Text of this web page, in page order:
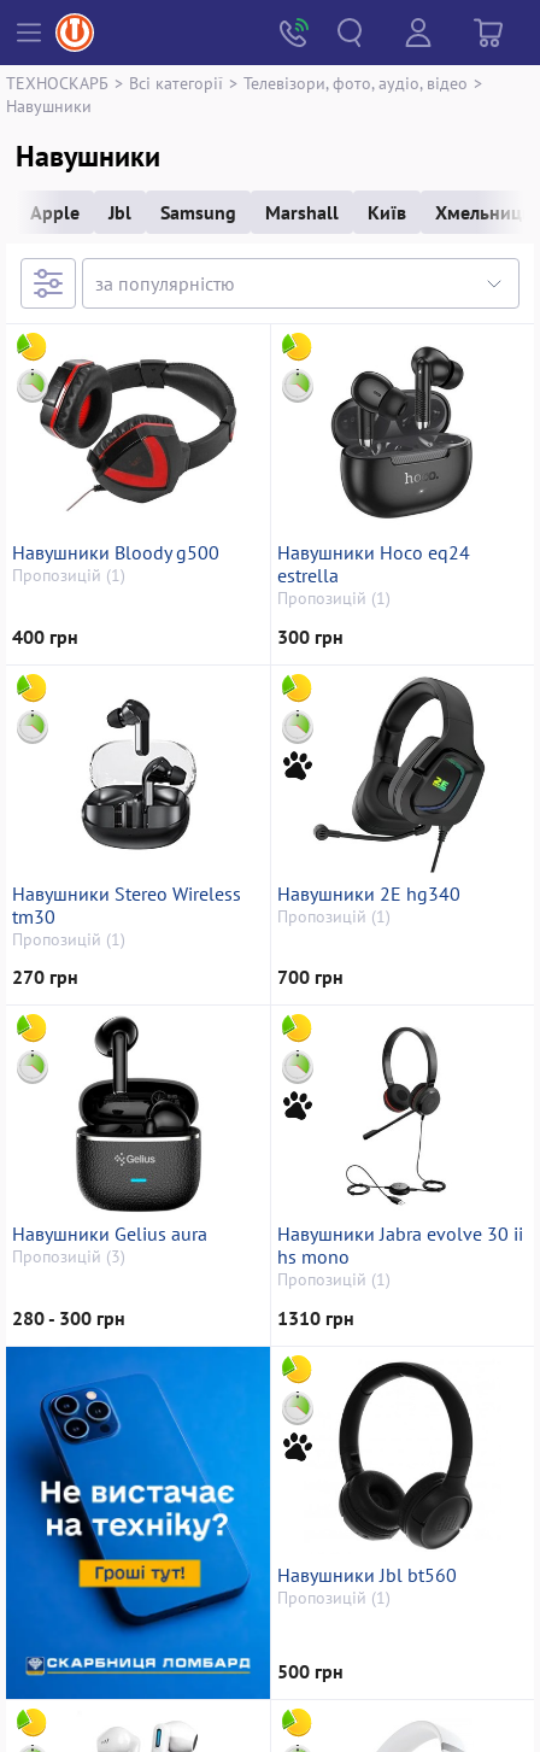
ТЕХНОСКАРБ > Всі категорії > Телевізори, фото, аудіо, відео >
Навушники
Навушники
Apple Jbl Samsung Marshall Київ
Навушники Bloody g500
Пропозицій (1)
400 грн
Навушники Hoco eq24
estrella
Пропозицій (1)
300 грн
Навушники Stereo Wireless
tm30
Пропозицій (1)
270 грн
Навушники 2E hg340
Пропозицій (1)
700 грн
Навушники Gelius aura
Пропозицій (3)
280 - 300 грн
Навушники Jabra evolve 30 ii
hs mono
Пропозицій (1)
1310 грн
Навушники Jbl bt560
Пропозицій (1)
500 грн